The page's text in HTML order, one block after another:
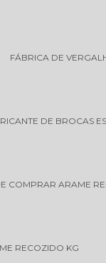
FÁBRICA DE
DE BROCAS
COMPRAR ARAME
RECOZIDO KG